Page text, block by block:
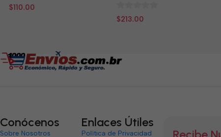
0
$110.00
0
$213.00
Conócenos
Sobre Nosotros
Enlaces Útiles
Política de Privacidad